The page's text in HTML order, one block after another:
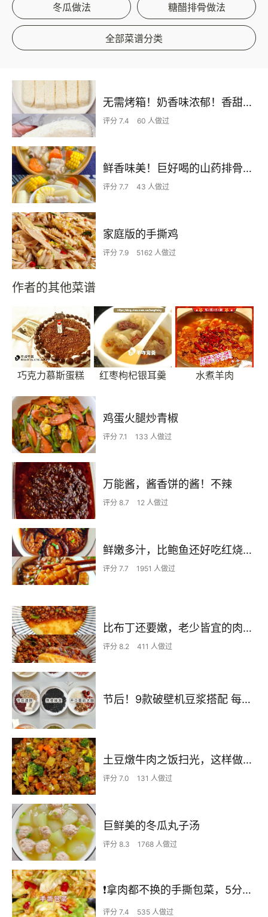
冬瓜做法 糖醋排骨做法
全部菜谱分类
无需烤箱！奶香味浓郁！香甜嫩滑的椰蓉奶糕
评分 7.4 60 人做过
鲜香味美！巨好喝的山药排骨汤！！
评分 7.7 43 人做过
家庭版的手撕鸡
评分 7.9 5162 人做过
作者的其他菜谱
巧克力慕斯蛋糕 红枣枸杞银耳羹 水煮羊肉
鸡蛋火腿炒青椒
评分 7.1 133 人做过
万能酱，酱香饼的酱！不辣
评分 8.7 12 人做过
鲜嫩多汁，比鲍鱼还好吃红烧香菇
评分 7.7 1951 人做过
比布丁还要嫩，老少皆宜的肉沫蒸蛋
评分 8.2 411 人做过
节后！9款破壁机豆浆搭配 每天不重样喝出好状态！
土豆燉牛肉之饭扫光，这样做也太香了吧，还没出锅已是浓香四溢了
评分 7.0 131 人做过
巨鲜美的冬瓜丸子汤
评分 8.3 1768 人做过
❗拿肉都不换的手撕包菜，5分钟快手家常菜🔥
评分 7.4 535 人做过